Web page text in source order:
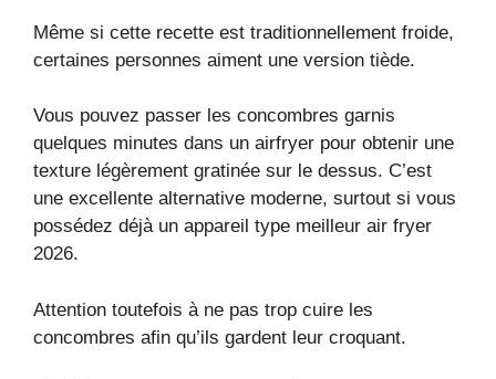
Même si cette recette est traditionnellement froide,
certaines personnes aiment une version tiède.
Vous pouvez passer les concombres garnis
quelques minutes dans un airfryer pour obtenir une
texture légèrement gratinée sur le dessus. C’est
une excellente alternative moderne, surtout si vous
possédez déjà un appareil type meilleur air fryer
2026.
Attention toutefois à ne pas trop cuire les
concombres afin qu’ils gardent leur croquant.